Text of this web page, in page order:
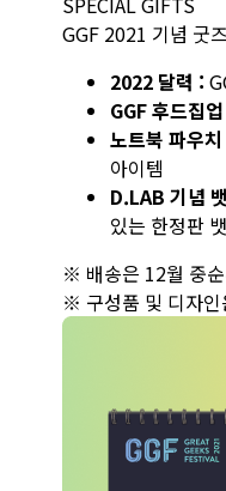
GGF 2021 기념 굿즈
2022 달력 :
GGF 후드집
노트북 파우
아이템
D.LAB 기념
있는 한정판
※ 배송은 12월 중
※ 구성품 및 디자인